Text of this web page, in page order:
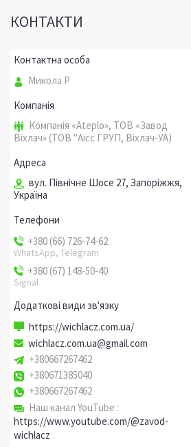
КОНТАКТИ
Микола Р
Компанія «Ateplo», ТОВ «Завод
Віхлач» (ТОВ "Аісс ГРУП, Віхлач-УА)
вул. Північне Шосе 27, Запоріжжя,
Україна
+380 (66) 726-74-62
WhatsApp, Telegram
+380 (67) 148-50-40
Signal
https://wichlacz.com.ua/
wichlacz.com.ua@gmail.com
+380667267462
+380671385040
+380667267462
Наш канал YouTube
https://www.youtube.com/@zavod-
wichlacz